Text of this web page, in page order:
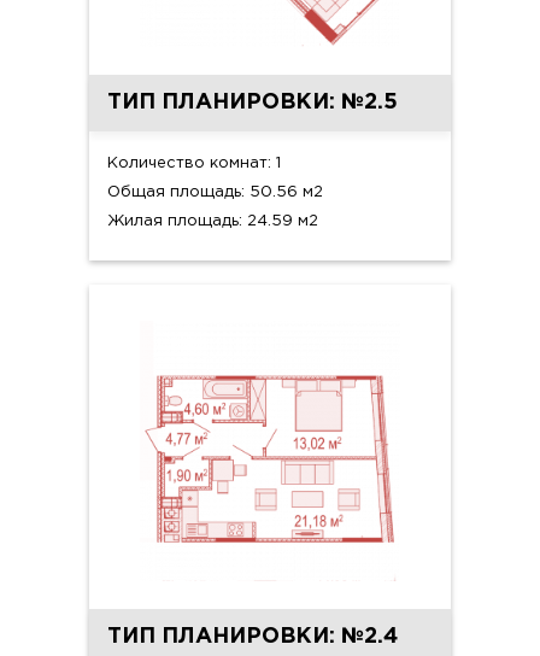
ТИП ПЛАНИРОВКИ: №2.5
Количество комнат: 1
Общая площадь: 50.56 м2
Жилая площадь: 24.59 м2
ТИП ПЛАНИРОВКИ: №2.4